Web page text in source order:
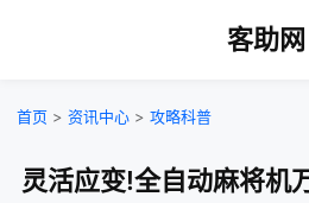
客助网
首页 > 资讯中心 > 攻略科普
灵活应变!全自动麻将机